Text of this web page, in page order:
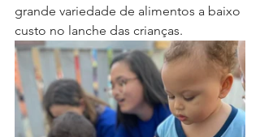
grande variedade de alimentos a baixo
custo no lanche das crianças.